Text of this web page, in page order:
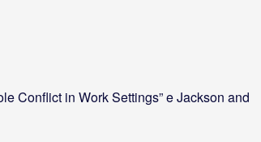
Conflict in Work Settings” e Jackson and